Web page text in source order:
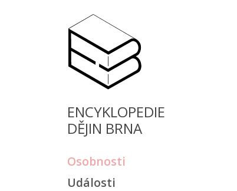
ENCYKLOPEDIE
DĚJIN BRNA
Osobnosti
Události